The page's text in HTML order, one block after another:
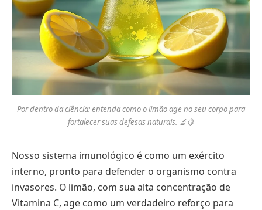
Por dentro da ciência: entenda como o limão age no seu corpo para
fortalecer suas defesas naturais. 🔬🍋
Nosso sistema imunológico é como um exército
interno, pronto para defender o organismo contra
invasores. O limão, com sua alta concentração de
Vitamina C, age como um verdadeiro reforço para